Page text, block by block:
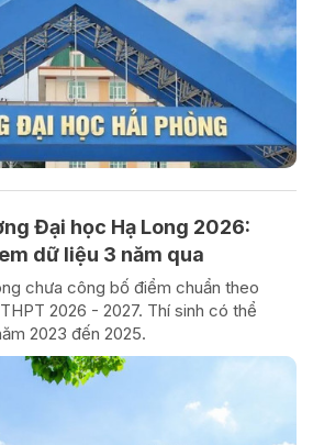
Đại học Hạ Long 2026:
dữ liệu 3 năm qua
chưa công bố điểm chuẩn theo
2026 - 2027. Thí sinh có thể
2023 đến 2025.